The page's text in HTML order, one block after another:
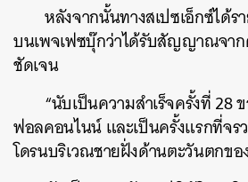
หลังจากนั้นทางสเปซเอ็กซ์ได้
บนเพจเฟซบุ๊กว่าได้รับสัญญาณจาก
ชัดเจน
“นับเป็นความสำเร็จครั้งที่ 28
ฟอลคอนไนน์ และเป็นครั้งแรกที่จร
โดรนบริเวณชายฝั่งด้านตะวันตกขอ